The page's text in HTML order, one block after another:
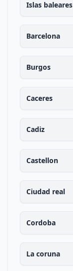
Islas baleares
Barcelona
Burgos
Caceres
Cadiz
Castellon
Ciudad real
Cordoba
La coruna